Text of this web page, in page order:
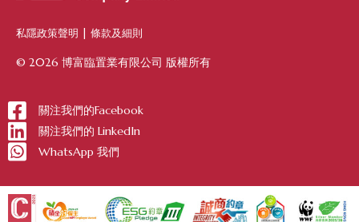
私隱政策聲明 條款及細則
© 2026 博富臨置業有限公司 版權所有
關注我們的Facebook
關注我們的 LinkedIn
WhatsApp 我們